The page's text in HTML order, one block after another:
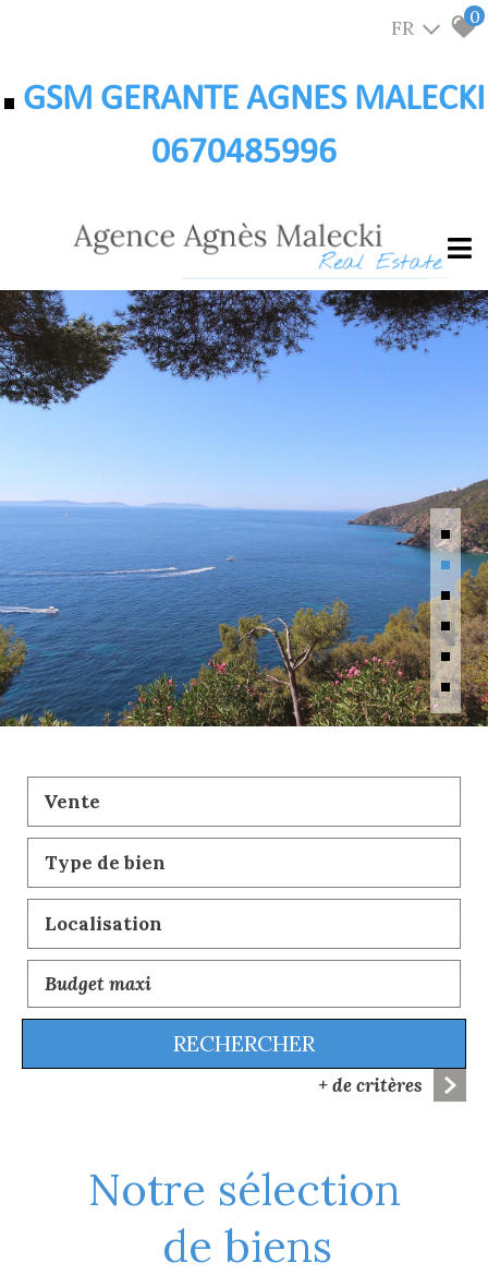
FR 0
GSM GERANTE AGNES MALECKI
0670485996
Vente
RECHERCHER
+ de critères
notre sélection
de biens